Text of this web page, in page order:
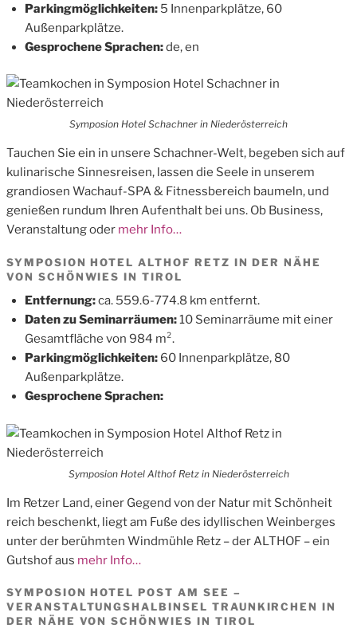
Parkingmöglichkeiten: 5 Innenparkplätze, 60
Außenparkplätze.
Gesprochene Sprachen:de, en
Symposion Hotel Schachner in Niederösterreich
Tauchen Sie ein in unsere Schachner-Welt, begeben sich auf
kulinarische Sinnesreisen, lassen die Seele in unserem
grandiosen Wachauf-SPA & Fitnessbereich baumeln, und
genießen rundum Ihren Aufenthalt bei uns. Ob Business,
Veranstaltung oder mehr Info…
SYMPOSION HOTEL ALTHOF RETZ IN DER NÄHE
VON SCHÖNWIES IN TIROL
Entfernung:ca. 559.6-774.8 km entfernt.
Daten zu Seminarräumen:10 Seminarräume mit einer
Gesamtfläche von 984 m².
Parkingmöglichkeiten: 60 Innenparkplätze, 80
Außenparkplätze.
Gesprochene Sprachen:
Symposion Hotel Althof Retz in Niederösterreich
Im Retzer Land, einer Gegend von der Natur mit Schönheit
reich beschenkt, liegt am Fuße des idyllischen Weinberges
unter der berühmten Windmühle Retz – der ALTHOF – ein
Gutshof aus mehr Info…
SYMPOSION HOTEL POST AM SEE –
VERANSTALTUNGSHALBINSEL TRAUNKIRCHEN IN
DER NÄHE VON SCHÖNWIES IN TIROL